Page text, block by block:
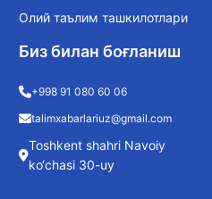
Олий таълим ташкилотлари
Биз билан боғланиш
+998 91 080 60 06
talimxabarlariuz@gmail.com
Toshkent shahri Navoiy
ko‘chasi 30-uy